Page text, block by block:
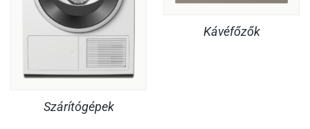
Szárítógépek
Kávéfőzők